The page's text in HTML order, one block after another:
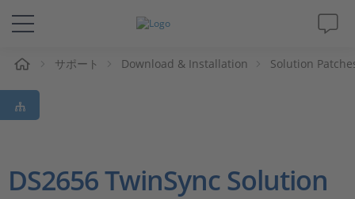
ソリューションと製品
サポート
サポート Download & Installation Solution
DS2656 TwinSync Solution